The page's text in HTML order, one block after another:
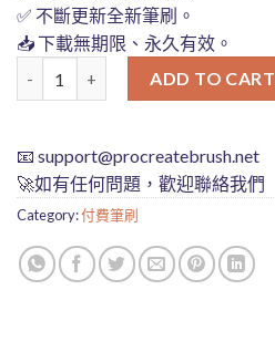
✅ 不斷更新全新筆刷。
📥 下載無期限、永久有效。
ADD TO CART
📧 support@procreatebrush.net
🚀如有任何問題，歡迎聯絡我們
Category:付費筆刷